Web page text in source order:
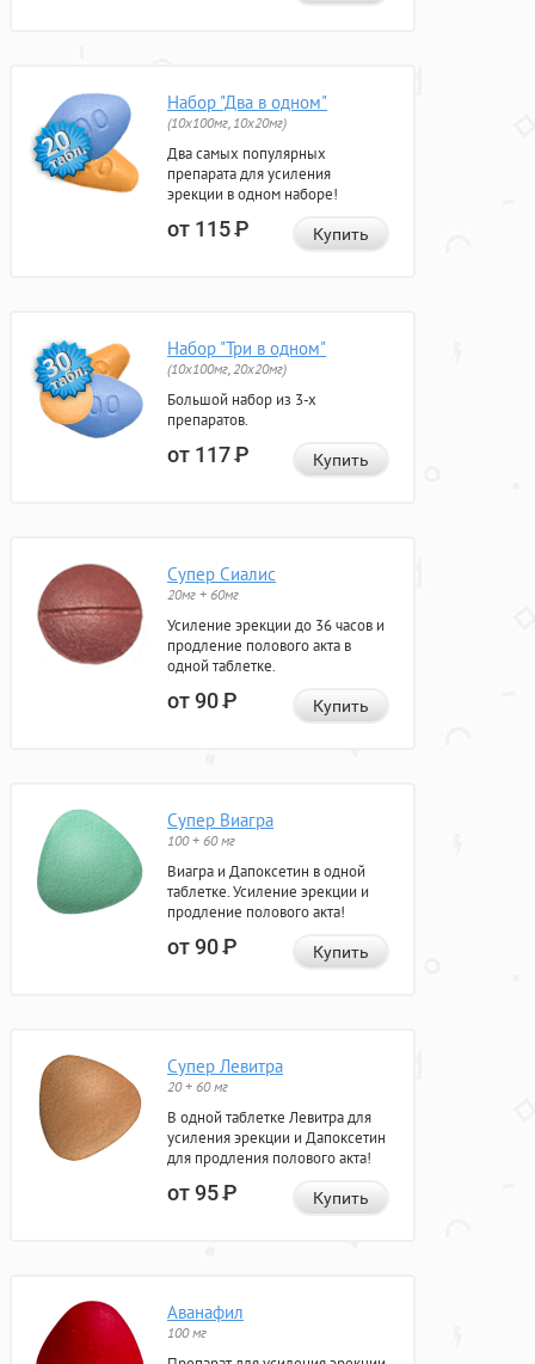
Набор "Два в одном"
(10x100мг, 10x20мг)
Два самых популярных
препарата для усиления
эрекции в одном наборе!
от 115Р Купить
Набор "Три в одном"
(10x100мг, 20x20мг)
Большой набор из 3-х
препаратов.
от 117Р Купить
Супер Сиалис
20мг + 60мг
Усиление эрекции до 36 часов и
продление полового акта в
одной таблетке.
от 90Р Купить
Супер Виагра
100 + 60 мг
Виагра и Дапоксетин в одной
таблетке. Усиление эрекции и
продление полового акта!
от 90Р Купить
Супер Левитра
20 + 60 мг
В одной таблетке Левитра для
усиления эрекции и Дапоксетин
для продления полового акта!
от 95Р Купить
Аванафил
100 мг